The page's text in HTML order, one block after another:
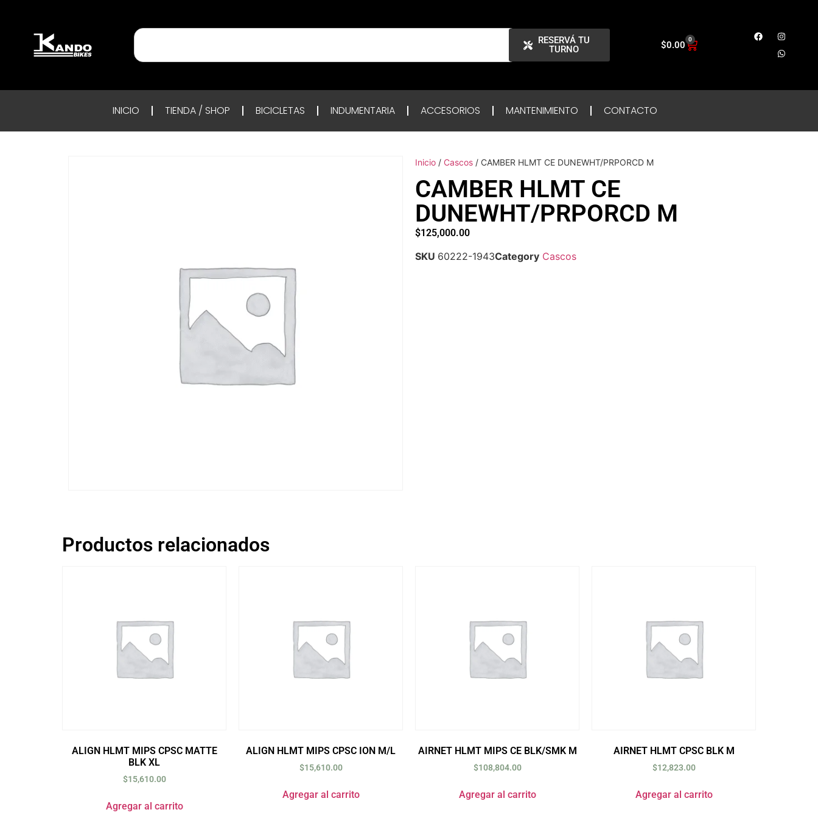
RESERVÁ TU
TURNO
$0.00 0
INICIO TIENDA / SHOP BICICLETAS INDUMENTARIA ACCESORIOS MANTENIMIENTO CONTACTO
Inicio / Cascos / CAMBER HLMT CE DUNEWHT/PRPORCD M
CAMBER HLMT CE
DUNEWHT/PRPORCD M
$125,000.00
SKU 60222-1943Category Cascos
Productos relacionados
ALIGN HLMT MIPS CPSC MATTE
BLK XL
$15,610.00
Agregar al carrito
ALIGN HLMT MIPS CPSC ION M/L
$15,610.00
Agregar al carrito
AIRNET HLMT MIPS CE BLK/SMK M
$108,804.00
Agregar al carrito
AIRNET HLMT CPSC BLK M
$12,823.00
Agregar al carrito